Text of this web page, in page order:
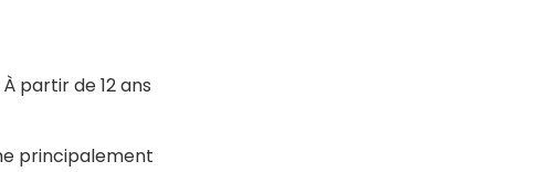
partir de 12 ans
principalement